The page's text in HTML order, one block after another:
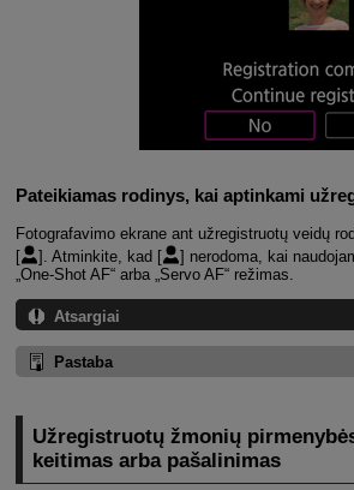
Pateikiamas rodinys, kai aptinkami
Fotografavimo ekrane ant užregistruotų veidų
[
]. Atminkite, kad [
] nerodoma, kai
„One-Shot AF“ arba „Servo AF“ režimas.
Atsargiai
Pastaba
Užregistruotų žmonių
keitimas arba pašalinimas